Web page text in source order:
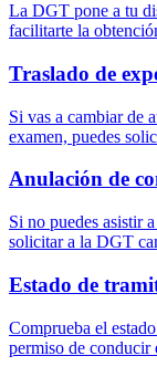
La DGT pone a tu
facilitarte la
Traslado de
Si vas a cambiar de
examen, puedes
Anulación de
Si no puedes asistir
solicitar a la DGT
Estado de
Comprueba el
permiso de